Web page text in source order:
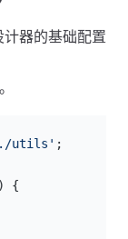
器的基础配置
utils' ;
{